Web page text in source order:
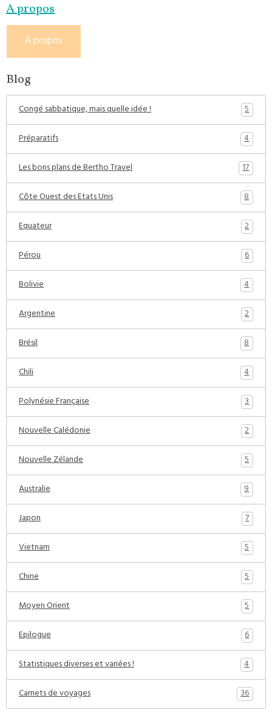
A propos
A propos
Blog
Congé sabbatique, mais quelle idée !
5
Préparatifs
4
Les bons plans de Bertho Travel
17
Côte Ouest des Etats Unis
8
Equateur
2
Pérou
6
Bolivie
4
Argentine
2
Brésil
8
Chili
4
Polynésie Française
3
Nouvelle Calédonie
2
Nouvelle Zélande
5
Australie
9
Japon
7
Vietnam
5
Chine
5
Moyen Orient
5
Epilogue
6
Statistiques diverses et variées !
4
Carnets de voyages
36